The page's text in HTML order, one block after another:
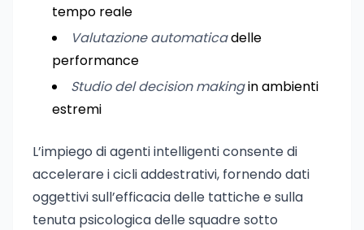
tempo reale
Valutazione automaticadelle
performance
Studio del decision makingin ambienti
estremi
L’impiego di agenti intelligenti consente di
accelerare i cicli addestrativi, fornendo dati
oggettivi sull’efficacia delle tattiche e sulla
tenuta psicologica delle squadre sotto